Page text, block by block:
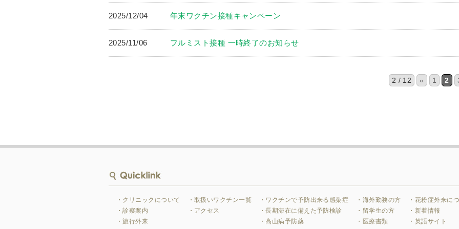
2025/12/04 年末ワクチン接種キャンペーン
2025/11/06 フルミスト接種 一時終了のお知らせ
2 / 12 « 1 2
・クリニックについて
・診察案内
・旅行外来
・取扱いワクチン一覧
・アクセス
・ワクチンで予防出来る感染症
・長期滞在に備えた予防検診
・高山病予防薬
・海外勤務の方
・留学生の方
・医療書類
・花粉症外来に
・新着情報
・英語サイト